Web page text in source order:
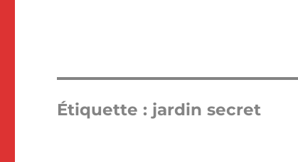
Étiquette : jardin secret